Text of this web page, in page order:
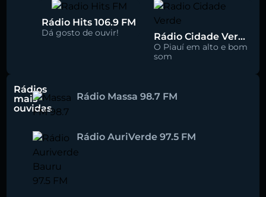
Rádio Hits 106.9 FM
Dá gosto de ouvir! Rádio Cidade Verde 93.5 FM
O Piauí em alto e bom
som
Rádios
mais
ouvidas
Rádio Massa 98.7 FM
Rádio AuriVerde 97.5 FM